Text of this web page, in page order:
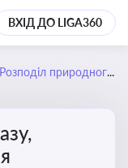
ВХІД ДО LIGA360
Розподіл природного газу, правила газопостачання